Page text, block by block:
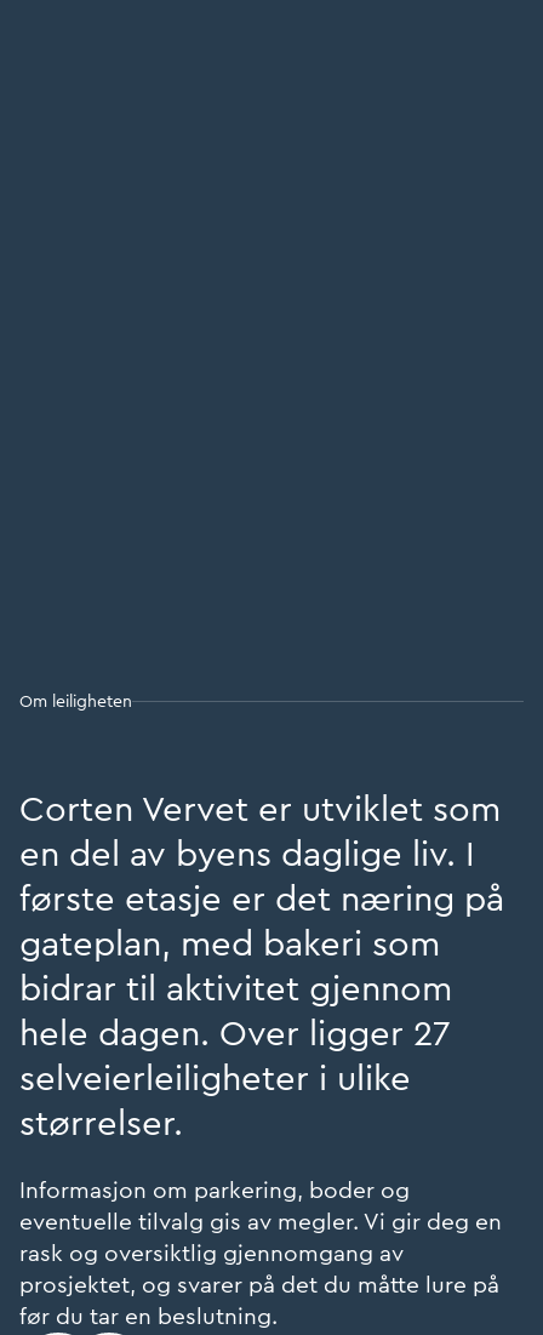
Om leiligheten
Corten Vervet er utviklet som
en del av byens daglige liv. I
første etasje er det næring på
gateplan, med bakeri som
bidrar til aktivitet gjennom
hele dagen. Over ligger 27
selveierleiligheter i ulike
størrelser.
Informasjon om parkering, boder og
eventuelle tilvalg gis av megler. Vi gir deg en
rask og oversiktlig gjennomgang av
prosjektet, og svarer på det du måtte lure på
før du tar en beslutning.